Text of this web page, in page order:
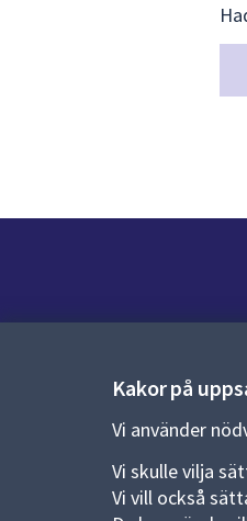
Kakor på
Vi använder
Vi skulle vilja
Vi vill också
för
Kontaktcenter:
E-post:
Fler